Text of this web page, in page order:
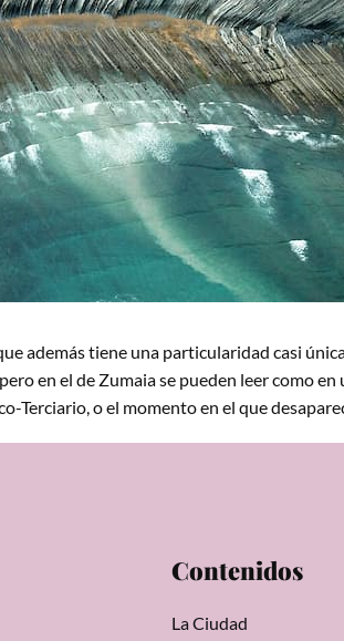
además tiene una particularidad casi
en el de Zumaia se pueden leer como
Terciario, o el momento en el que
Contenidos
La Ciudad